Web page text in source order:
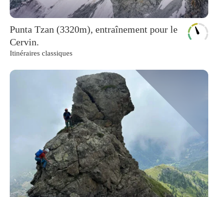
Punta Tzan (3320m), entraînement pour le
Cervin.
Itinéraires classiques